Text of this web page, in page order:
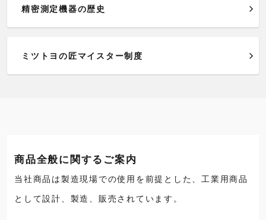
精密測定機器の歴史
ミツトヨの匠マイスター制度
商品全般に関するご案内
当社商品は製造現場での使用を前提とした、工業用商品
として設計、製造、販売されています。